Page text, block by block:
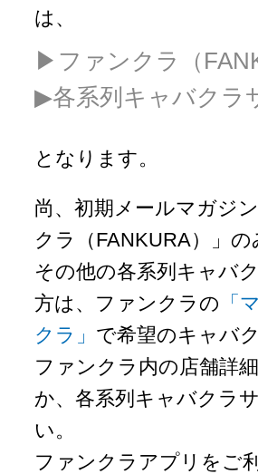
は、
▶︎ファンクラ（
▶︎各系列キャバクラ
となります。
尚、初期メールマガジ
クラ（FANKURA）」
その他の各系列キャバ
方は、ファンクラの 「
クラ」 で希望のキャバ
ファンクラ内の店舗詳
か、各系列キャバクラ
い。
ファンクラアプリをご